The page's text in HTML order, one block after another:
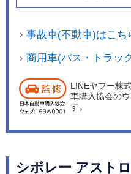
事故車(不動車)はこち
商用車(バス・トラッ
LINEヤフー株
車購入協会の
す。
シボレー アスト